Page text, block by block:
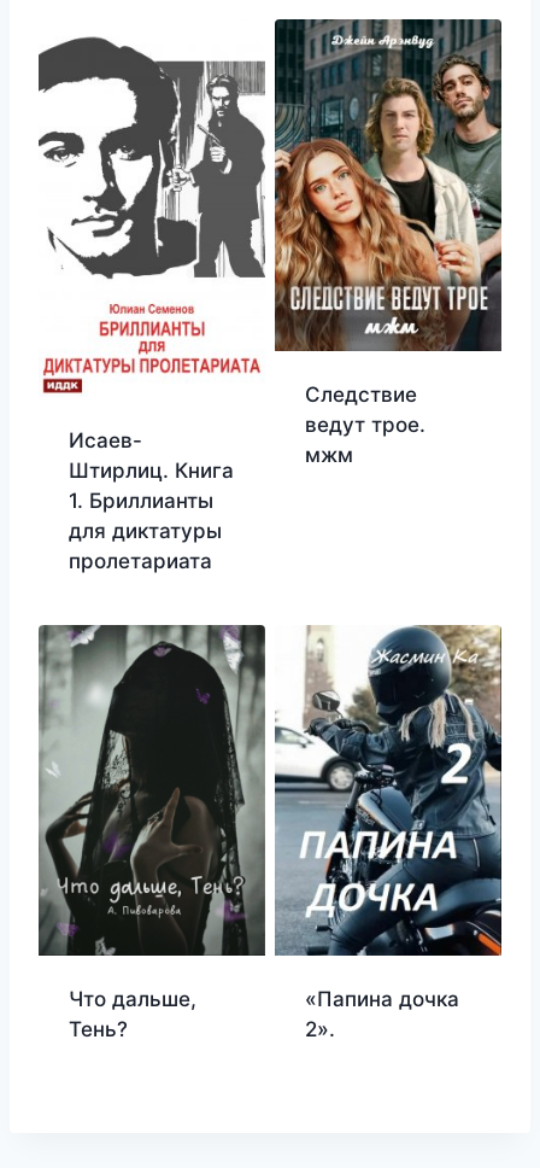
Исаев-
Штирлиц. Книга
1. Бриллианты
для диктатуры
пролетариата
Следствие
ведут трое.
мжм
Что дальше,
Тень?
«Папина дочка
2».